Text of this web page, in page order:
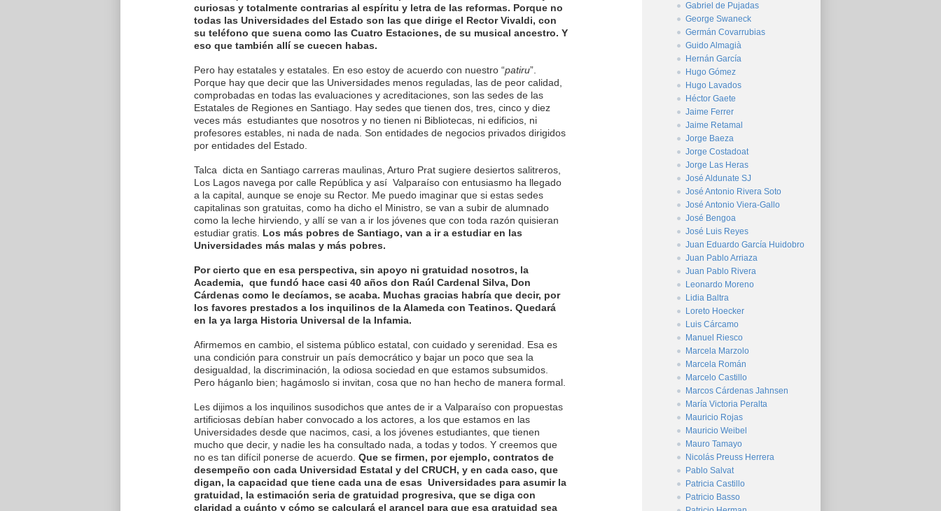
curiosas y totalmente contrarias al espíritu y letra de las reformas. Porque no
todas las Universidades del Estado son las que dirige el Rector Vivaldi, con
su teléfono que suena como las Cuatro Estaciones, de su musical ancestro. Y
eso que también allí se cuecen habas.
Pero hay estatales y estatales. En eso estoy de acuerdo con nuestro “patiru”.
Porque hay que decir que las Universidades menos reguladas, las de peor calidad,
comprobadas en todas las evaluaciones y acreditaciones, son las sedes de las
Estatales de Regiones en Santiago. Hay sedes que tienen dos, tres, cinco y diez
veces más estudiantes que nosotros y no tienen ni Bibliotecas, ni edificios, ni
profesores estables, ni nada de nada. Son entidades de negocios privados dirigidos
por entidades del Estado.
Talca dicta en Santiago carreras maulinas, Arturo Prat sugiere desiertos salitreros,
Los Lagos navega por calle República y así Valparaíso con entusiasmo ha llegado
a la capital, aunque se enoje su Rector. Me puedo imaginar que si estas sedes
capitalinas son gratuitas, como ha dicho el Ministro, se van a subir de alumnado
como la leche hirviendo, y allí se van a ir los jóvenes que con toda razón quisieran
estudiar gratis. Los más pobres de Santiago, van a ir a estudiar en las
Universidades más malas y más pobres.
Por cierto que en esa perspectiva, sin apoyo ni gratuidad nosotros, la
Academia, que fundó hace casi 40 años don Raúl Cardenal Silva, Don
Cárdenas como le decíamos, se acaba. Muchas gracias habría que decir, por
los favores prestados a los inquilinos de la Alameda con Teatinos. Quedará
en la ya larga Historia Universal de la Infamia.
Afirmemos en cambio, el sistema público estatal, con cuidado y serenidad. Esa es
una condición para construir un país democrático y bajar un poco que sea la
desigualdad, la discriminación, la odiosa sociedad en que estamos subsumidos.
Pero háganlo bien; hagámoslo si invitan, cosa que no han hecho de manera formal.
Les dijimos a los inquilinos susodichos que antes de ir a Valparaíso con propuestas
artificiosas debían haber convocado a los actores, a los que estamos en las
Universidades desde que nacimos, casi, a los jóvenes estudiantes, que tienen
mucho que decir, y nadie les ha consultado nada, a todas y todos. Y creemos que
no es tan difícil ponerse de acuerdo. Que se firmen, por ejemplo, contratos de
desempeño con cada Universidad Estatal y del CRUCH, y en cada caso, que
digan, la capacidad que tiene cada una de esas Universidades para asumir la
gratuidad, la estimación seria de gratuidad progresiva, que se diga con
claridad a cuánto y cómo se calculará el arancel para que esa gratuidad sea
Gabriel de Pujadas
George Swaneck
Germán Covarrubias
Guido Almagià
Hernán García
Hugo Gómez
Hugo Lavados
Héctor Gaete
Jaime Ferrer
Jaime Retamal
Jorge Baeza
Jorge Costadoat
Jorge Las Heras
José Aldunate SJ
José Antonio Rivera Soto
José Antonio Viera-Gallo
José Bengoa
José Luis Reyes
Juan Eduardo García Huidobro
Juan Pablo Arriaza
Juan Pablo Rivera
Leonardo Moreno
Lidia Baltra
Loreto Hoecker
Luis Cárcamo
Manuel Riesco
Marcela Marzolo
Marcela Román
Marcelo Castillo
Marcos Cárdenas Jahnsen
María Victoria Peralta
Mauricio Rojas
Mauricio Weibel
Mauro Tamayo
Nicolás Preuss Herrera
Pablo Salvat
Patricia Castillo
Patricio Basso